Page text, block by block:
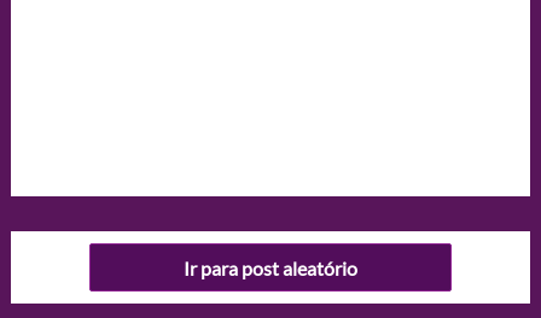
Ir para post aleatório